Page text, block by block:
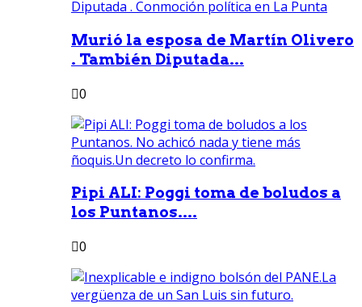
Murió la esposa de Martín Olivero
. También Diputada...
0
Pipi ALI: Poggi toma de boludos a
los Puntanos....
0